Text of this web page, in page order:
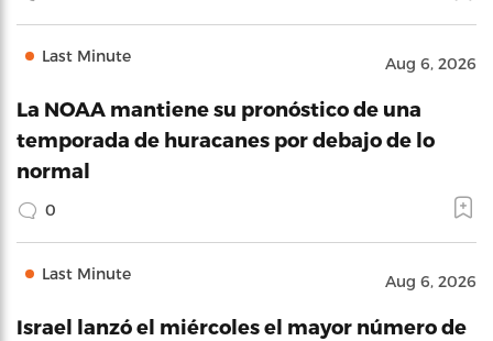
Last Minute Aug 6, 2026
La NOAA mantiene su pronóstico de una
temporada de huracanes por debajo de lo
normal
0
Last Minute Aug 6, 2026
Israel lanzó el miércoles el mayor número de